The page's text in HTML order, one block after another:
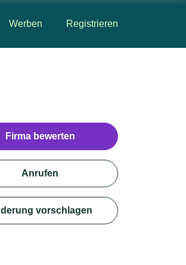
Werben Registrieren
Firma bewerten
Anrufen
vorschlagen